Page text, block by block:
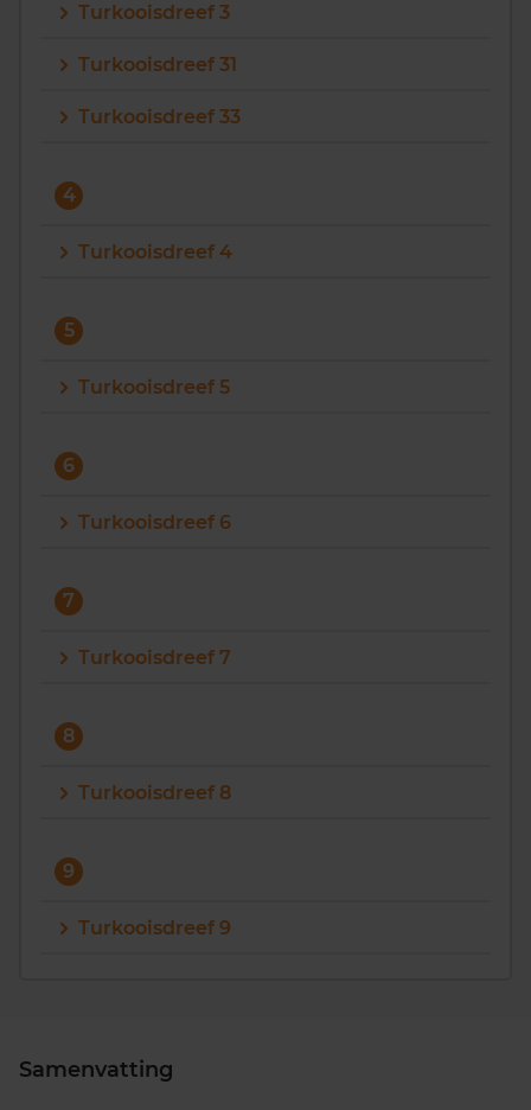
Turkooisdreef 3
Turkooisdreef 31
Turkooisdreef 33
4
Turkooisdreef 4
5
Turkooisdreef 5
6
Turkooisdreef 6
7
Turkooisdreef 7
8
Turkooisdreef 8
9
Turkooisdreef 9
Samenvatting